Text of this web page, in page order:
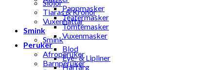
Slöjor
Tiaras & Kronor
Vuxenhattar
Smink
Smink
Blod
Eye- & Lipliner
Hårfärg
Pappmasker
Teatermasker
Tomtemasker
Vuxenmasker
Peruker
Afroperuker
Barnperuker